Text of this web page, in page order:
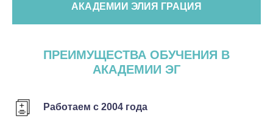
АКАДЕМИИ ЭЛИЯ ГРАЦИЯ
ПРЕИМУЩЕСТВА ОБУЧЕНИЯ В
АКАДЕМИИ ЭГ
Работаем с 2004 года